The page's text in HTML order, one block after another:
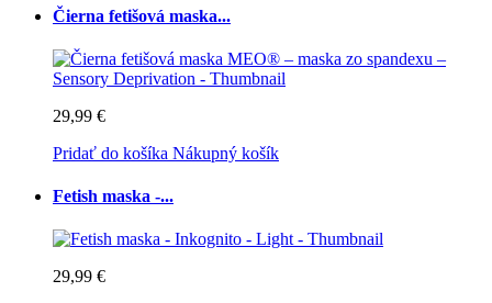
Čierna fetišová maska...
29,99 €
Pridať do košíka Nákupný košík
Fetish maska -...
29,99 €